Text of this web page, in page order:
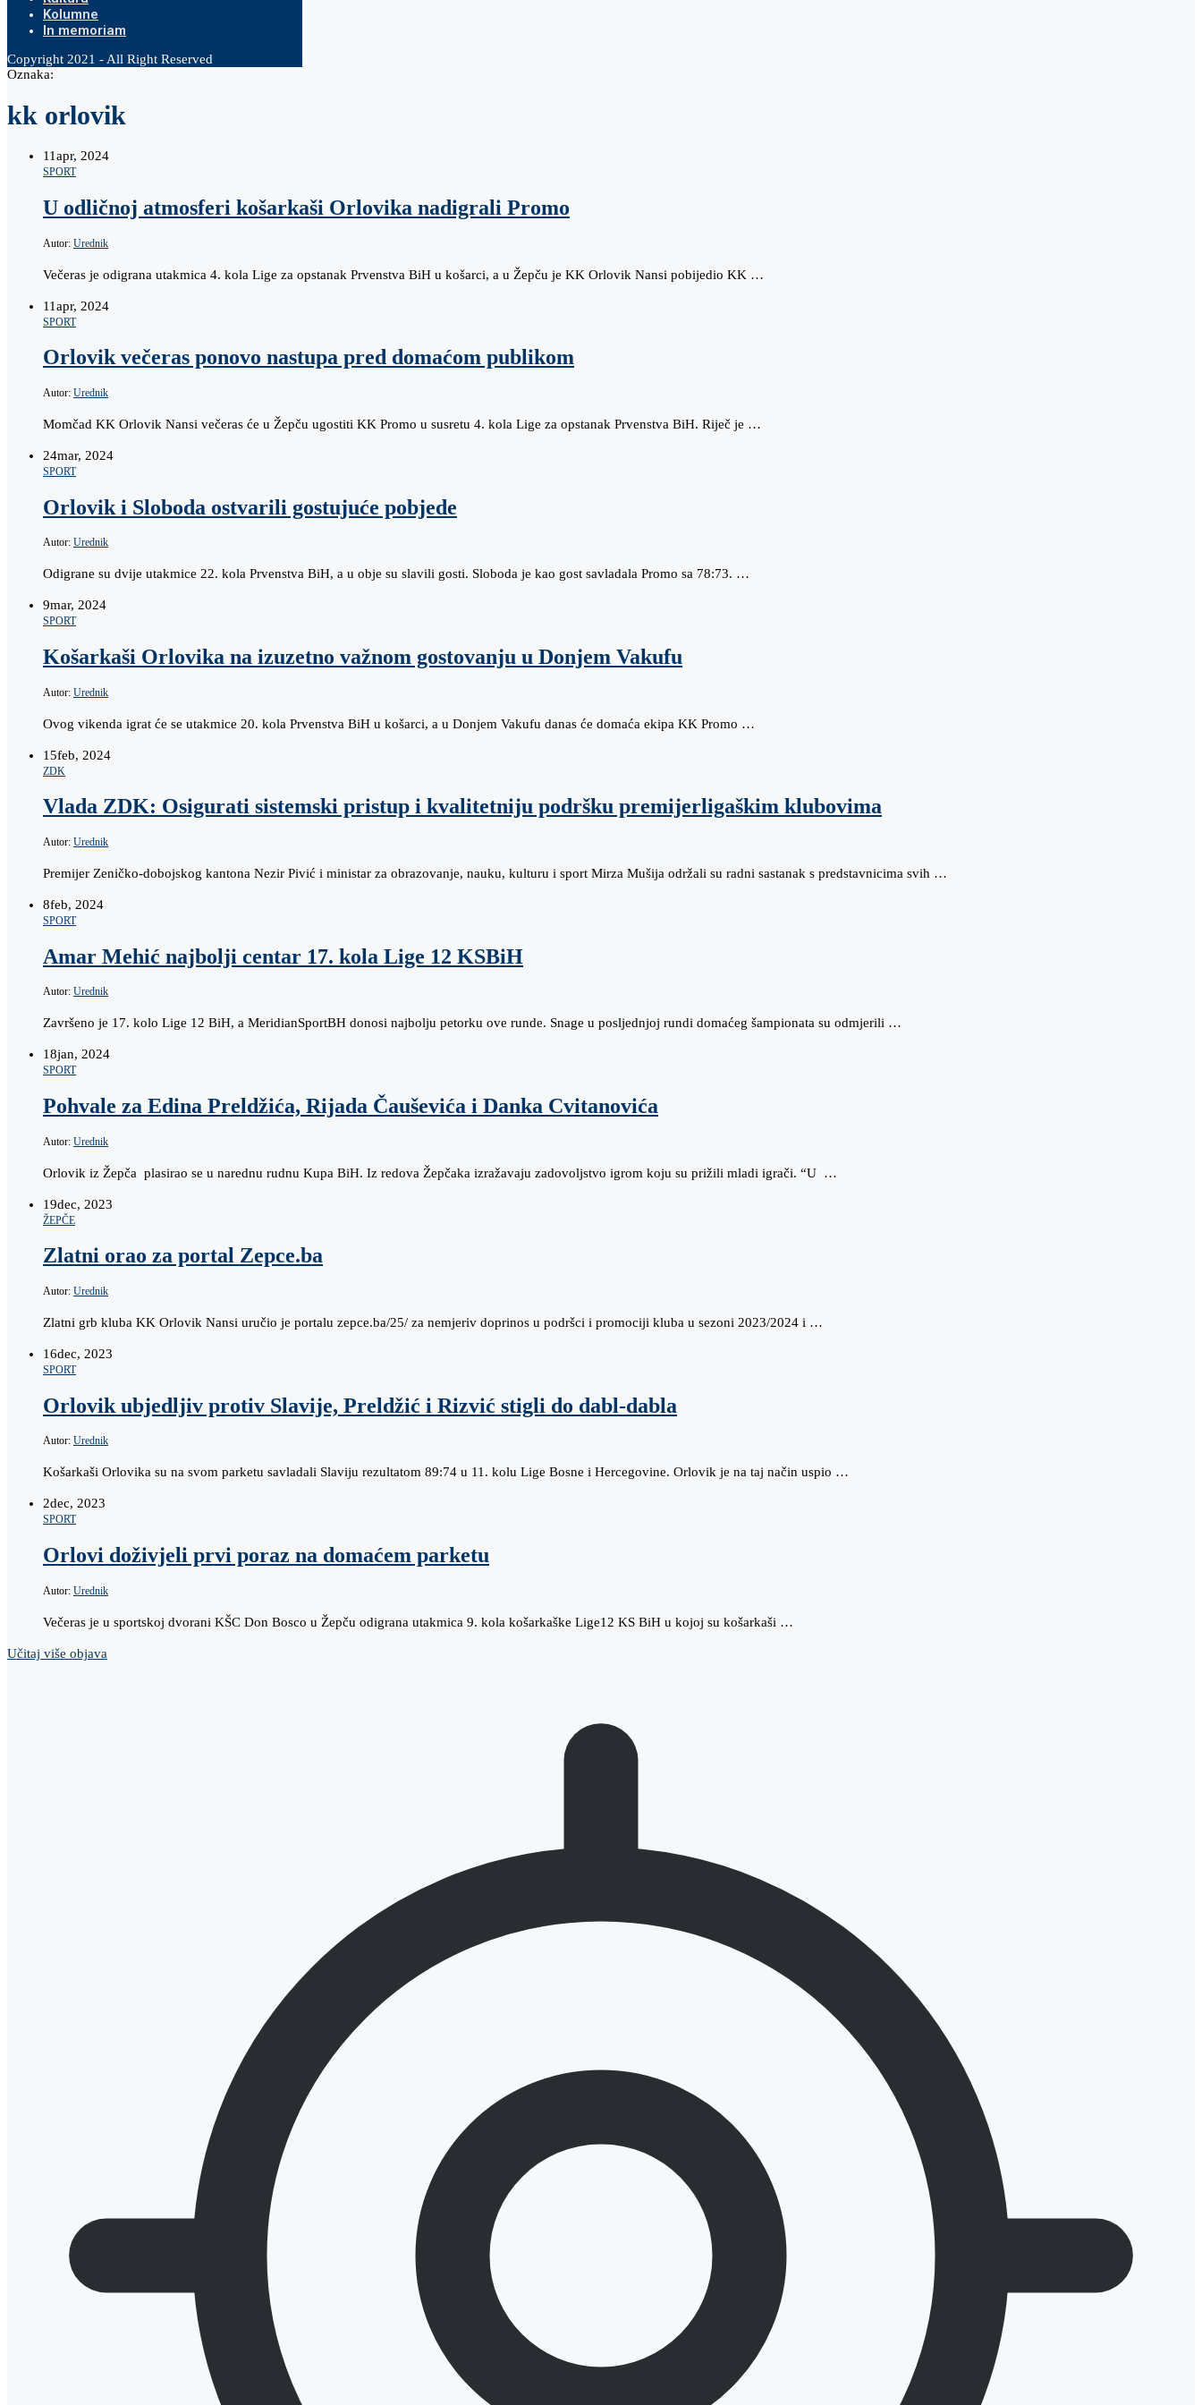
Kolumne
In memoriam
Copyright 2021 - All Right Reserved
Oznaka:
kk orlovik
11apr, 2024
SPORT
U odličnoj atmosferi košarkaši Orlovika nadigrali Promo
Autor: Urednik
Večeras je odigrana utakmica 4. kola Lige za opstanak Prvenstva BiH u košarci, a u Žepču je KK Orlovik Nansi pobijedio KK …
11apr, 2024
SPORT
Orlovik večeras ponovo nastupa pred domaćom publikom
Autor: Urednik
Momčad KK Orlovik Nansi večeras će u Žepču ugostiti KK Promo u susretu 4. kola Lige za opstanak Prvenstva BiH. Riječ je …
24mar, 2024
SPORT
Orlovik i Sloboda ostvarili gostujuće pobjede
Autor: Urednik
Odigrane su dvije utakmice 22. kola Prvenstva BiH, a u obje su slavili gosti. Sloboda je kao gost savladala Promo sa 78:73. …
9mar, 2024
SPORT
Košarkaši Orlovika na izuzetno važnom gostovanju u Donjem Vakufu
Autor: Urednik
Ovog vikenda igrat će se utakmice 20. kola Prvenstva BiH u košarci, a u Donjem Vakufu danas će domaća ekipa KK Promo …
15feb, 2024
ZDK
Vlada ZDK: Osigurati sistemski pristup i kvalitetniju podršku premijerligaškim klubovima
Autor: Urednik
Premijer Zeničko-dobojskog kantona Nezir Pivić i ministar za obrazovanje, nauku, kulturu i sport Mirza Mušija održali su radni sastanak s predstavnicima svih …
8feb, 2024
SPORT
Amar Mehić najbolji centar 17. kola Lige 12 KSBiH
Autor: Urednik
Završeno je 17. kolo Lige 12 BiH, a MeridianSportBH donosi najbolju petorku ove runde. Snage u posljednjoj rundi domaćeg šampionata su odmjerili …
18jan, 2024
SPORT
Pohvale za Edina Preldžića, Rijada Čauševića i Danka Cvitanovića
Autor: Urednik
Orlovik iz Žepča plasirao se u narednu rudnu Kupa BiH. Iz redova Žepčaka izražavaju zadovoljstvo igrom koju su prižili mladi igrači. “U …
19dec, 2023
ŽEPČE
Zlatni orao za portal Zepce.ba
Autor: Urednik
Zlatni grb kluba KK Orlovik Nansi uručio je portalu zepce.ba/25/ za nemjeriv doprinos u podršci i promociji kluba u sezoni 2023/2024 i …
16dec, 2023
SPORT
Orlovik ubjedljiv protiv Slavije, Preldžić i Rizvić stigli do dabl-dabla
Autor: Urednik
Košarkaši Orlovika su na svom parketu savladali Slaviju rezultatom 89:74 u 11. kolu Lige Bosne i Hercegovine. Orlovik je na taj način uspio …
2dec, 2023
SPORT
Orlovi doživjeli prvi poraz na domaćem parketu
Autor: Urednik
Večeras je u sportskoj dvorani KŠC Don Bosco u Žepču odigrana utakmica 9. kola košarkaške Lige12 KS BiH u kojoj su košarkaši …
Učitaj više objava